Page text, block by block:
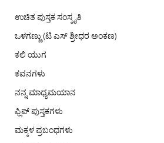
ಉಚಿತ ಪುಸ್ತಕ ಸಂಸ್ಕೃತಿ
ಒಳಗಣ್ಣು (ಟಿ ಎಸ್‌ ಶ್ರೀಧರ ಅಂಕಣ)
ಕಲಿ ಯುಗ
ಕವನಗಳು
ನನ್ನ ಮಾಧ್ಯಮಯಾನ
ಫ್ಲಿಪ್ ಪುಸ್ತಕಗಳು
ಮಕ್ಕಳ ಪ್ರಬಂಧಗಳು